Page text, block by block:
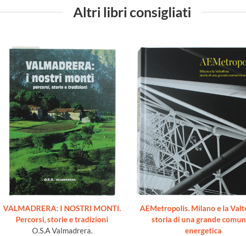
Altri libri consigliati
VALMADRERA: I NOSTRI MONTI.
Percorsi, storie e tradizioni
O.S.A Valmadrera.
AEMetropolis. Milano e la
storia di una grande
energetica